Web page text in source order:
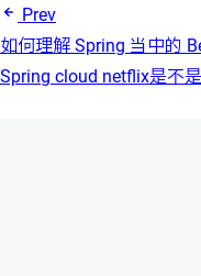
Prev
如何理解 Spring 当中的
Spring cloud netflix是不